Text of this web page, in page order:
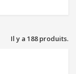
Il y a 188 produits.